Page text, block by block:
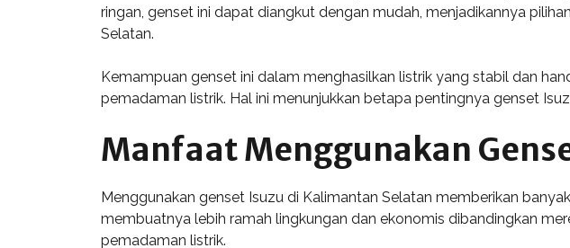
ringan, genset ini dapat diangkut dengan mudah, menjadikannya
Selatan.
Kemampuan genset ini dalam menghasilkan listrik yang stabil dan
pemadaman listrik. Hal ini menunjukkan betapa pentingnya genset
Manfaat Menggunakan
Menggunakan genset Isuzu di Kalimantan Selatan memberikan
membuatnya lebih ramah lingkungan dan ekonomis dibandingkan
pemadaman listrik.